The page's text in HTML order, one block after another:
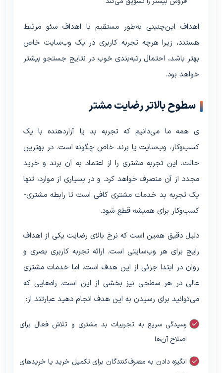
اهداف این‌چنینی به‌طور مستقیم با اهداف سئو مرتبط
هستند، زیرا هرچه تجربه کاربری در یک وب‌سایت خاص
بهتر باشد، احتمال رتبه‌بندی خوب در نتایج جستجو بیشتر
خواهد بود.
سطوح بالاتر رضایت مشتر
ی همه ما می‌دانیم که تجربه بد یا آزاردهنده با یک
کسب‌وکار، وب‌سایت یا برند خاص چگونه است. در بهترین
حالت، این تجربه مشتری را از اعتماد به آن برند و خرید
مجدد از آن منصرف خواهد کرد. و در بسیاری از موارد، تنها
یک تجربه بد خدمات مشتری کافی است تا رابطه مشتری-
کسب‌وکار برای همیشه قطع شود.
دلیل دقیق همین است که نرخ بالای رضایت یکی از اهداف
رایج برای هر وب‌سایتی است. ارائه تجربه کاربری بصری و
روان در ابتدا جزئی از این هدف است. اما خدمات مشتری
عالی در هر سطحی نیز بخشی از این است. راه‌هایی که
می‌توانید برای رسیدن به این هدف انجام دهید عبارتند از:
رسیدگی سریع به تجربیات بد مشتری و تلاش فعال برای
اصلاح آن‌ها
انگیزه دادن به مصرف‌کنندگان برای تکمیل خرید یا خریدهای